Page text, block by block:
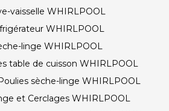
vaisselle WHIRLPOOL
WHIRLPOOL
linge WHIRLPOOL
table de cuisson WHIRLPOOL
sèche-linge WHIRLPOOL
et Cerclages WHIRLPOOL